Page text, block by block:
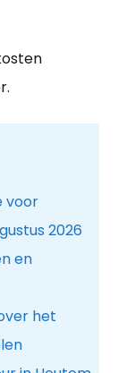
voor
2026
en
het